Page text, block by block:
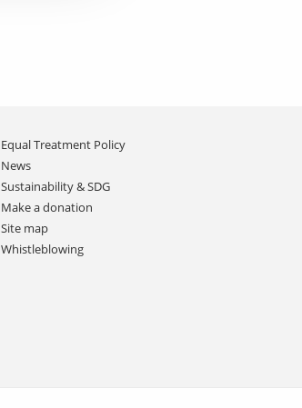
Equal Treatment Policy
News
Sustainability & SDG
Make a donation
Site map
Whistleblowing